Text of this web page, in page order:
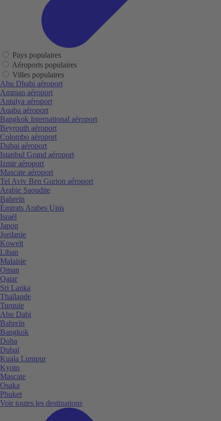
Pays populaires
Aéroports populaires
Villes populaires
Abu Dhabi aéroport
Amman aéroport
Antalya aéroport
Aqaba aéroport
Bangkok International aéroport
Beyrouth aéroport
Colombo aéroport
Dubai aéroport
Istanbul Grand aéroport
Izmir aéroport
Mascate aéroport
Tel Aviv Ben Gurion aéroport
Arabie Saoudite
Bahreïn
Émirats Arabes Unis
Israël
Japon
Jordanie
Koweït
Liban
Malaisie
Oman
Qatar
Sri Lanka
Thaïlande
Turquie
Abu Dabi
Bahreïn
Bangkok
Doha
Dubaï
Kuala Lumpur
Kyoto
Mascate
Osaka
Phuket
Voir toutes les destinations